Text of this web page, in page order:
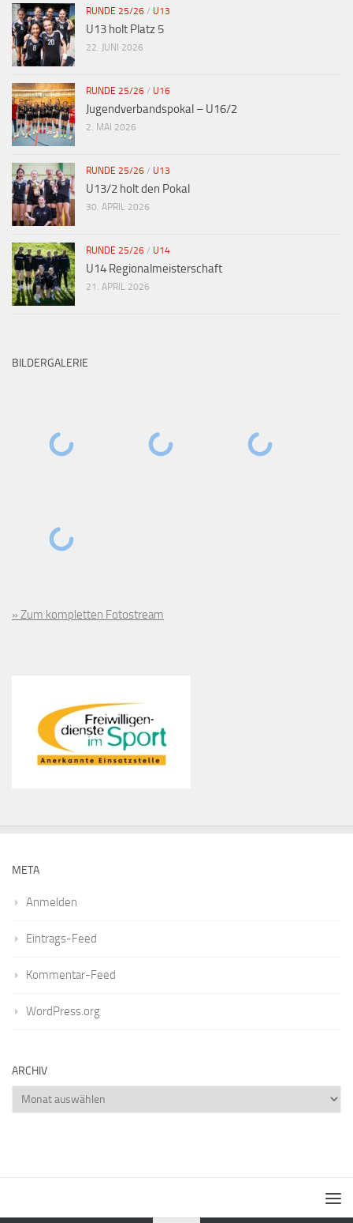
RUNDE 25/26 / U13
U13 holt Platz 5
22. JUNI 2026
RUNDE 25/26 / U16
Jugendverbandspokal – U16/2
2. MAI 2026
RUNDE 25/26 / U13
U13/2 holt den Pokal
30. APRIL 2026
RUNDE 25/26 / U14
U14 Regionalmeisterschaft
21. APRIL 2026
BILDERGALERIE
» Zum kompletten Fotostream
META
Anmelden
Eintrags-Feed
Kommentar-Feed
WordPress.org
ARCHIV
Archiv